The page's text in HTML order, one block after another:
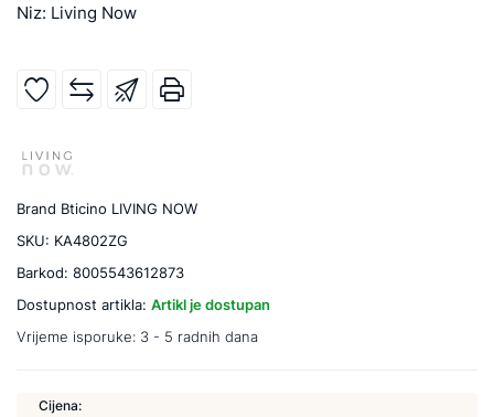
Niz: Living Now
Brand Bticino LIVING NOW
SKU: KA4802ZG
Barkod: 8005543612873
Dostupnost artikla: Artikl je dostupan
Vrijeme isporuke: 3 - 5 radnih dana
Cijena: